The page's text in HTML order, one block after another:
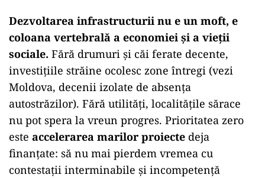
Dezvoltarea infrastructurii nu e un moft, e
coloana vertebrală a economiei și a vieții
sociale. Fără drumuri și căi ferate decente,
investițiile străine ocolesc zone întregi (vezi
Moldova, decenii izolate de absența
autostrăzilor). Fără utilități, localitățile sărace
nu pot spera la vreun progres. Prioritatea zero
este accelerarea marilor proiecte deja
finanțate: să nu mai pierdem vremea cu
contestații interminabile și incompetență